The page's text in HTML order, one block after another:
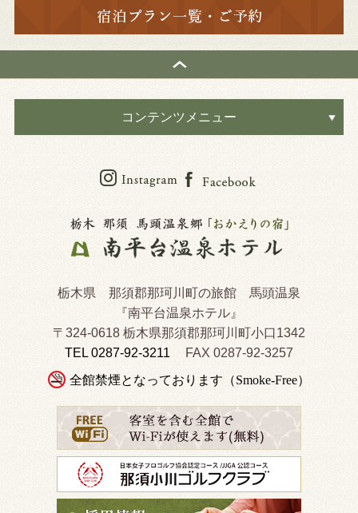
コンテンツメニュー
栃木県 那須郡那珂川町の旅館 馬頭温泉
『南平台温泉ホテル』
〒324-0618 栃木県那須郡那珂川町小口1342
TEL 0287-92-3211
FAX 0287-92-3257
全館禁煙となっております（Smoke-Free）